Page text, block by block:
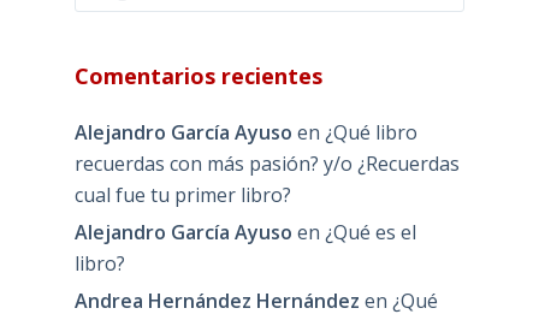
Comentarios recientes
Alejandro García Ayuso en ¿Qué libro
recuerdas con más pasión? y/o ¿Recuerdas
cual fue tu primer libro?
Alejandro García Ayuso en ¿Qué es el
libro?
Andrea Hernández Hernández en ¿Qué